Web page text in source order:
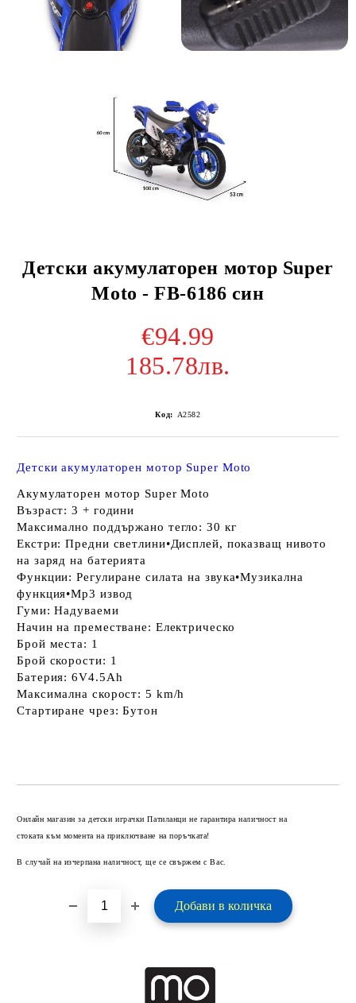
Детски акумулаторен мотор Super
Moto - FB-6186 син
€94.99
185.78лв.
Код: A2582
Детски акумулаторен мотор Super Moto
Акумулаторен мотор Super Moto
Възраст: 3 + години
Максимално поддържано тегло: 30 кг
Екстри: Предни светлини•Дисплей, показващ нивото
на заряд на батерията
Функции: Регулиране силата на звука•Музикална
функция•Мp3 извод
Гуми: Надуваеми
Начин на преместване: Електрическо
Брой места: 1
Брой скорости: 1
Батерия: 6V4.5Ah
Максимална скорост: 5 km/h
Стартиране чрез: Бутон
Онлайн магазин за детски играчки Патиланци не гарантира наличност на
стоката към момента на приключване на поръчката!
В случай на изчерпана наличност, ще се свържем с Вас.